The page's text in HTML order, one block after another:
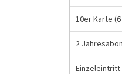
10er Karte
2
Einzeleintritt